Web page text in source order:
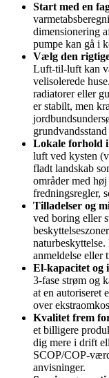
Start med en
dimensionering
pumpe kan gå i
Vælg den
Luft‑til‑luft kan
velisolerede
radiatorer eller
er stabilt, men
Lokale forhold
luft ved kysten
fladt landskab
områder med
fredningsregler,
Tilladelser og
ved boring eller
anmeldelse eller
El‑kapacitet og
3‑fase strøm og
at en autoriseret
over
Kvalitet frem
et billigere
dig mere i drift
SCOP/
anvisninger.